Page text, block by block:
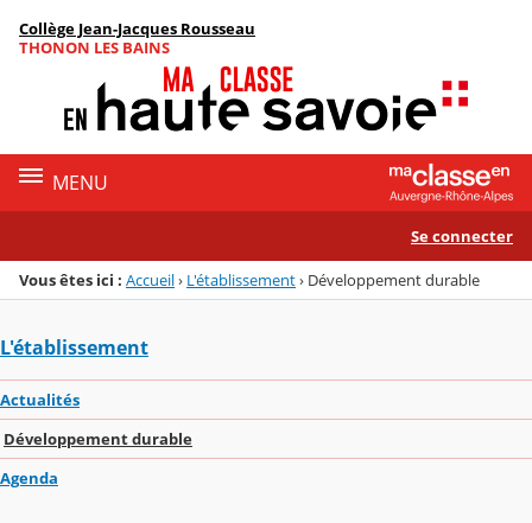
Menu de la rubrique
Contenu
Collège Jean-Jacques Rousseau
THONON LES BAINS
MENU
Se connecter
Vous êtes ici : Accueil› L'établissement› Développement durable
L'établissement
Actualités
Développement durable
Agenda